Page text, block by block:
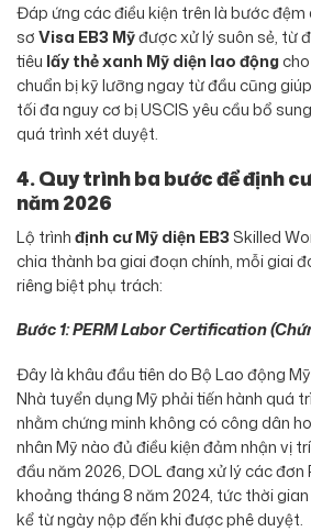
Đáp ứng các điều kiện trên là bước đệm
sơVisa EB3 Mỹđược xử lý suôn sẻ, từ
tiêu lấy thẻ xanh Mỹ diện lao động
chuẩn bị kỹ lưỡng ngay từ đầu cũng
tối đa nguy cơ bị USCIS yêu cầu bổ
quá trình xét duyệt.
4. Quy trình ba bước để định
năm 2026
Lộ trìnhđịnh cư Mỹ diện EB3 Skilled
chia thành ba giai đoạn chính, mỗi giai
riêng biệt phụ trách:
Bước 1: PERM Labor Certification
Đây là khâu đầu tiên do Bộ Lao động
Nhà tuyển dụng Mỹ phải tiến hành quá
nhằm chứng minh không có công dân
nhân Mỹ nào đủ điều kiện đảm nhận vị
đầu năm 2026, DOL đang xử lý các đơn
khoảng tháng 8 năm 2024, tức thời gian
kể từ ngày nộp đến khi được phê duyệt.